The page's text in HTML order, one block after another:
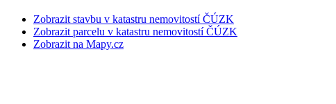
Zobrazit stavbu v katastru nemovitostí ČÚZK
Zobrazit parcelu v katastru nemovitostí ČÚZK
Zobrazit na Mapy.cz